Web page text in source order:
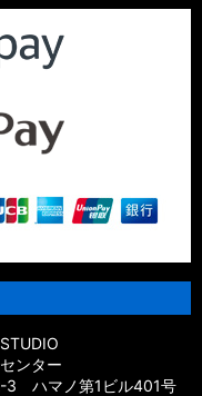
ンター
3 ハマノ第1ビル401号